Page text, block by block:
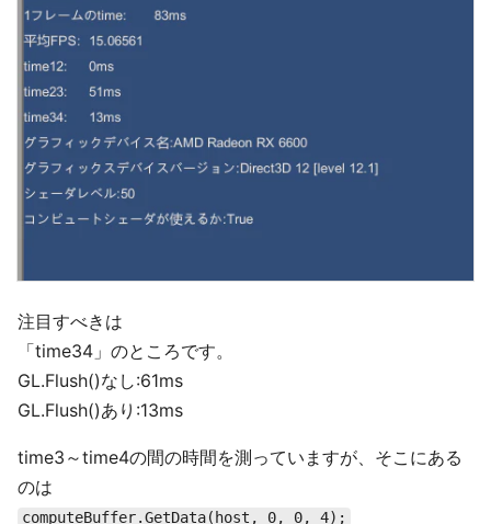
注目すべきは
「time34」のところです。
GL.Flush()なし:61ms
GL.Flush()あり:13ms
time3～time4の間の時間を測っていますが、そこにある
のは
computeBuffer.GetData(host, 0, 0, 4);